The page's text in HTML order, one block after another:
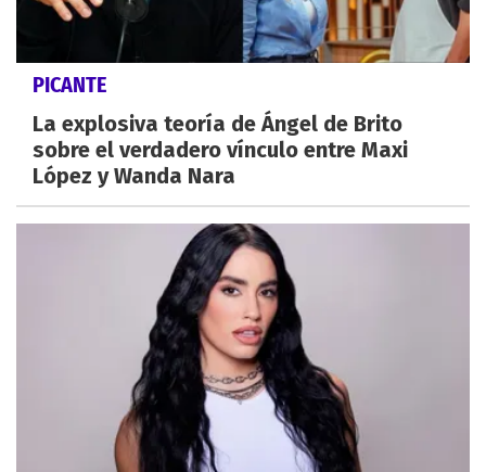
PICANTE
La explosiva teoría de Ángel de Brito
sobre el verdadero vínculo entre Maxi
López y Wanda Nara